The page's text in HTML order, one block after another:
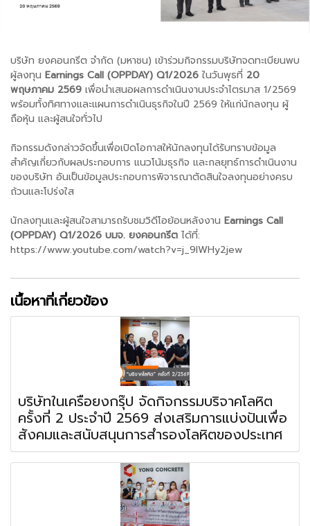
บริษัท ยงคอนกรีต จำกัด (มหาชน) เข้าร่วมกิจกรรมบริษัทจดทะเบียนพบ
ผู้ลงทุน Earnings Call (OPPDAY) Q1/2026ในวันพุธที่ 20
พฤษภาคม 2569 เพื่อนำเสนอผลการดำเนินงานประจำไตรมาส 1/2569
พร้อมทั้งทิศทางและแผนการดำเนินธุรกิจในปี 2569 ให้แก่นักลงทุน ผู้
ถือหุ้น และผู้สนใจทั่วไป
กิจกรรมดังกล่าวจัดขึ้นเพื่อเปิดโอกาสให้นักลงทุนได้รับทราบข้อมูล
สำคัญเกี่ยวกับผลประกอบการ แนวโน้มธุรกิจ และกลยุทธ์การดำเนินงาน
ของบริษัท อันเป็นข้อมูลประกอบการพิจารณาตัดสินใจลงทุนอย่างครบ
ถ้วนและโปร่งใส
นักลงทุนและผู้สนใจสามารถรับชมวิดีโอย้อนหลังงาน Earnings Call
(OPPDAY) Q1/2026 บมจ. ยงคอนกรีต ได้ที่:
https://www.youtube.com/watch?v=j_9lWHy2jew
เนื้อหาที่เกี่ยวข้อง
บริษัทในเครือยงกรุ๊ป จัดกิจกรรมบริจาคโลหิต
ครั้งที่ 2 ประจำปี 2569 ส่งเสริมการแบ่งปันเพื่อ
สังคมและสนับสนุนการสำรองโลหิตของประเทศ